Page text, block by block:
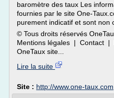
baromètre des taux Les
fournies par le site One-
purement indicatif et sont non
© Tous droits réservés
Mentions légales | Contact |
OneTaux site...
Lire la suite
Site : http://www.one-taux.com